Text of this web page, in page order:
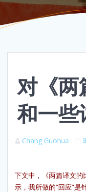
对《两
和一些
Chang Guohua
下文中，《两篇译文的
示，我所做的“回应”是